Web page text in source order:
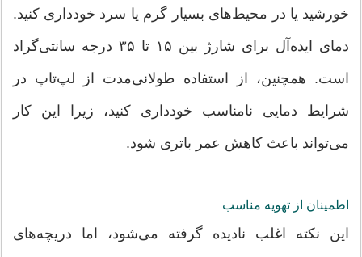
خورشید یا در محیط‌های بسیار گرم یا سرد خودداری کنید.
دمای ایده‌آل برای شارژ بین ۱۵ تا ۳۵ درجه سانتی‌گراد
است. همچنین، از استفاده طولانی‌مدت از لپ‌تاپ در
شرایط دمایی نامناسب خودداری کنید، زیرا این کار
می‌تواند باعث کاهش عمر باتری شود.
اطمینان از تهویه مناسب
این نکته اغلب نادیده گرفته می‌شود، اما دریچه‌های